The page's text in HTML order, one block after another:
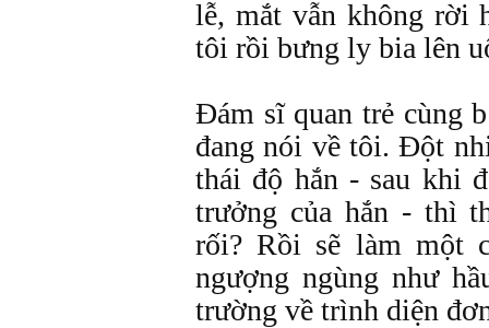
lễ, mắt vẫn không rời
tôi rồi bưng ly bia lên
Đám sĩ quan trẻ cùng
đang nói về tôi. Đột
thái độ hắn - sau khi
trưởng của hắn - thì
rối? Rồi sẽ làm một
ngượng ngùng như
trường về trình diện